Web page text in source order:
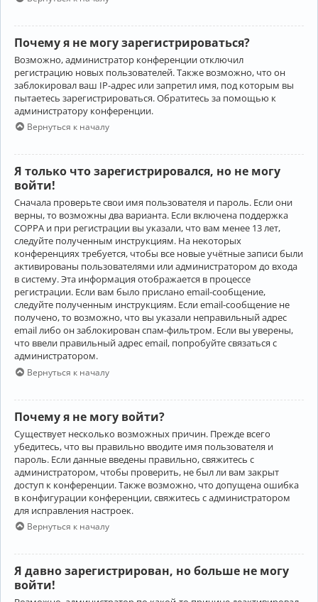
Почему я не могу зарегистрироваться?
Возможно, администратор конференции отключил
регистрацию новых пользователей. Также возможно, что он
заблокировал ваш IP-адрес или запретил имя, под которым вы
пытаетесь зарегистрироваться. Обратитесь за помощью к
администратору конференции.
Вернуться к началу
Я только что зарегистрировался, но не могу
войти!
Сначала проверьте свои имя пользователя и пароль. Если они
верны, то возможны два варианта. Если включена поддержка
COPPA и при регистрации вы указали, что вам менее 13 лет,
следуйте полученным инструкциям. На некоторых
конференциях требуется, чтобы все новые учётные записи были
активированы пользователями или администратором до входа
в систему. Эта информация отображается в процессе
регистрации. Если вам было прислано email-сообщение,
следуйте полученным инструкциям. Если email-сообщение не
получено, то возможно, что вы указали неправильный адрес
email либо он заблокирован спам-фильтром. Если вы уверены,
что ввели правильный адрес email, попробуйте связаться с
администратором.
Вернуться к началу
Почему я не могу войти?
Существует несколько возможных причин. Прежде всего
убедитесь, что вы правильно вводите имя пользователя и
пароль. Если данные введены правильно, свяжитесь с
администратором, чтобы проверить, не был ли вам закрыт
доступ к конференции. Также возможно, что допущена ошибка
в конфигурации конференции, свяжитесь с администратором
для исправления настроек.
Вернуться к началу
Я давно зарегистрирован, но больше не могу
войти!